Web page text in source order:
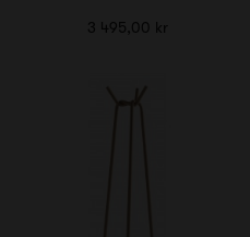
3 495,00 kr